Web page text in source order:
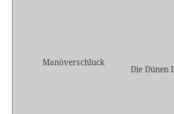
Manöverschluck
Die Dünen